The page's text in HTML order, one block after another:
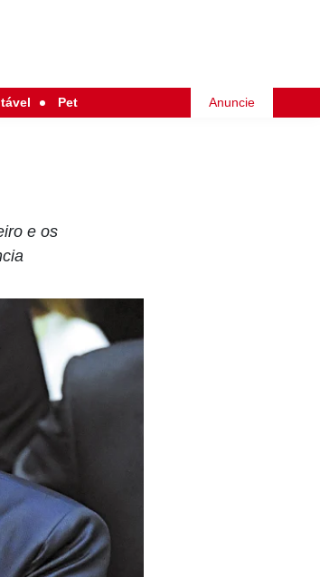
Pet Anuncie
e os